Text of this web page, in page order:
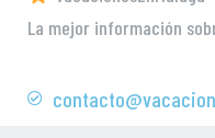
La mejor información